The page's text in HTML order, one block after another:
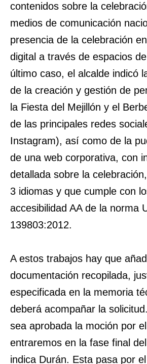
contenidos sobre la
medios de comunicación
presencia de la celebración
digital a través de espacios
último caso, el alcalde indicó
de la creación y gestión de
la Fiesta del Mejillón y el
de las principales redes
Instagram), así como de la
de una web corporativa, con
detallada sobre la
3 idiomas y que cumple con
accesibilidad AA de la norma
139803:2012.
A estos trabajos hay que
documentación recopilada,
especificada en la memoria
deberá acompañar la
sea aprobada la moción por
entraremos en la fase final
indica Durán. Esta pasa por